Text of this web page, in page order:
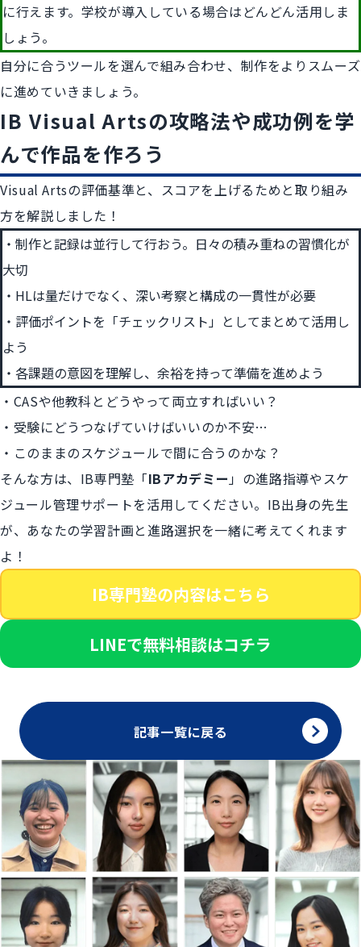
に行えます。学校が導入している場合はどんどん活用しま
しょう。
自分に合うツールを選んで組み合わせ、制作をよりスムーズ
に進めていきましょう。
IB Visual Artsの攻略法や成功例を学
んで作品を作ろう
Visual Artsの評価基準と、スコアを上げるためと取り組み
方を解説しました！
制作と記録は並行して行おう。日々の積み重ねの習慣化が
大切
HLは量だけでなく、深い考察と構成の一貫性が必要
評価ポイントを「チェックリスト」としてまとめて活用し
よう
各課題の意図を理解し、余裕を持って準備を進めよう
・CASや他教科とどうやって両立すればいい？
・受験にどうつなげていけばいいのか不安…
・このままのスケジュールで間に合うのかな？
そんな方は、IB専門塾 「IBアカデミー 」 の進路指導やスケ
ジュール管理サポートを活用してください。IB出身の先生
が、あなたの学習計画と進路選択を一緒に考えてくれます
よ！
IB専門塾の内容はこちら
LINEで無料相談はコチラ
記事一覧に戻る